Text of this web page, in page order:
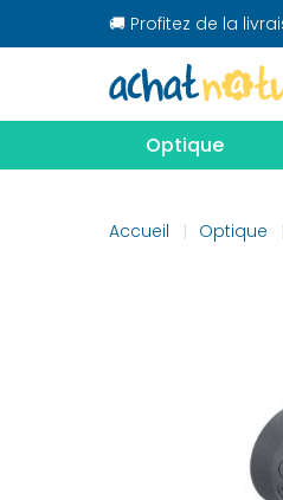
🚚 Profitez de la
Optique
Accueil Optique